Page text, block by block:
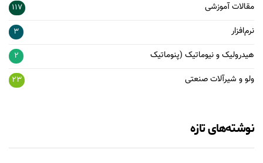
مقالات آموزشی 117
نرم‌افزار 3
هیدرولیک و نیوماتیک (پنوماتیک 2
ولو و شیرآلات صنعتی 23
نوشته‌های تازه